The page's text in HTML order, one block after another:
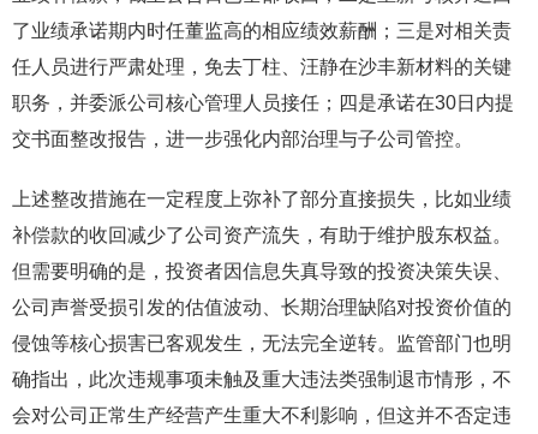
了业绩承诺期内时任董监高的相应绩效薪酬；三是对相关责
任人员进行严肃处理，免去丁柱、汪静在沙丰新材料的关键
职务，并委派公司核心管理人员接任；四是承诺在30日内提
交书面整改报告，进一步强化内部治理与子公司管控。
上述整改措施在一定程度上弥补了部分直接损失，比如业绩
补偿款的收回减少了公司资产流失，有助于维护股东权益。
但需要明确的是，投资者因信息失真导致的投资决策失误、
公司声誉受损引发的估值波动、长期治理缺陷对投资价值的
侵蚀等核心损害已客观发生，无法完全逆转。监管部门也明
确指出，此次违规事项未触及重大违法类强制退市情形，不
会对公司正常生产经营产生重大不利影响，但这并不否定违